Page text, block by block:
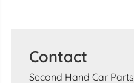
Contact
Second Hand Car Parts